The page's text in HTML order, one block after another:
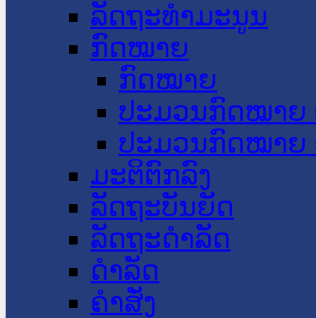
ລັດຖະທໍາມະນູນ
ກົດໝາຍ
ກົດໝາຍ
ປະມວນກົດໝາຍ
ປະມວນກົດໝາຍ
ມະຕິຕົກລົງ
ລັດຖະບັນຍັດ
ລັດຖະດໍາລັດ
ດໍາລັດ
ຄໍາສັ່ງ